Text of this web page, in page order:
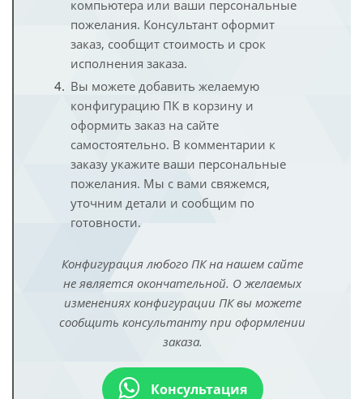
компьютера или ваши персональные
пожелания. Консультант оформит
заказ, сообщит стоимость и срок
исполнения заказа.
Вы можете добавить желаемую
конфигурацию ПК в корзину и
оформить заказ на сайте
самостоятельно. В комментарии к
заказу укажите ваши персональные
пожелания. Мы с вами свяжемся,
уточним детали и сообщим по
готовности.
Конфигурация любого ПК на нашем сайте
не является окончательной. О желаемых
изменениях конфигурации ПК вы можете
сообщить консультанту при оформлении
заказа.
Консультация